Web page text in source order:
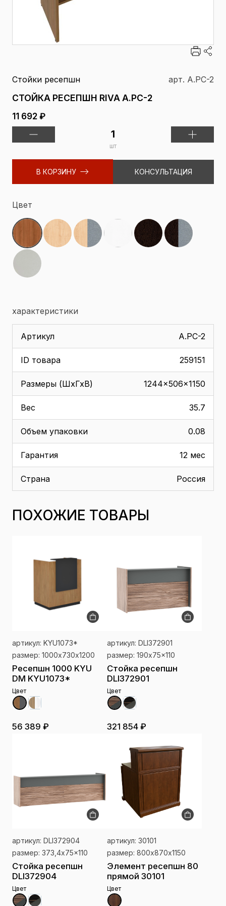
Стойки ресепшн арт. А.РС-2
СТОЙКА РЕСЕПШН RIVA А.РС-2
11 692 ₽
шт
В КОРЗИНУ КОНСУЛЬТАЦИЯ
Цвет
характеристики
Артикул А.РС-2
ID товара 259151
Размеры (ШхГхВ) 1244x506x1150
Вес 35.7
Объем упаковки 0.08
Гарантия 12 мес
Страна Россия
ПОХОЖИЕ ТОВАРЫ
артикул: KYU1073*
размер: 1000х730х1200
Ресепшн 1000 KYU
DM KYU1073*
Цвет
56 389 ₽
артикул: DLI372901
размер: 190x75x110
Стойка ресепшн
DLI372901
Цвет
321 854 ₽
артикул: DLI372904
размер: 373,4x75x110
Стойка ресепшн
DLI372904
Цвет
артикул: 30101
размер: 800х870х1150
Элемент ресепшн 80
прямой 30101
Цвет